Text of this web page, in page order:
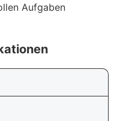
Aufgaben